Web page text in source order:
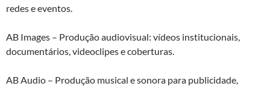
redes e eventos.
AB Images – Produção audiovisual: vídeos institucionais,
documentários, videoclipes e coberturas.
AB Audio – Produção musical e sonora para publicidade,